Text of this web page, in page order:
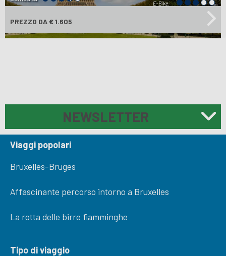
E-Bike:
PREZZO DA € 1.605
NEWSLETTER
Viaggi popolari
Bruxelles-Bruges
Affascinante percorso intorno a Bruxelles
La rotta delle birre fiamminghe
Tipo di viaggio